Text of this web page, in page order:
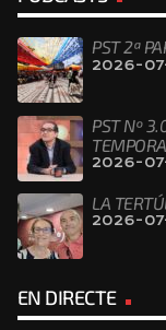
PST 2ª
2026-
PST Nº
2026-
LA
2026-
EN DIRECTE